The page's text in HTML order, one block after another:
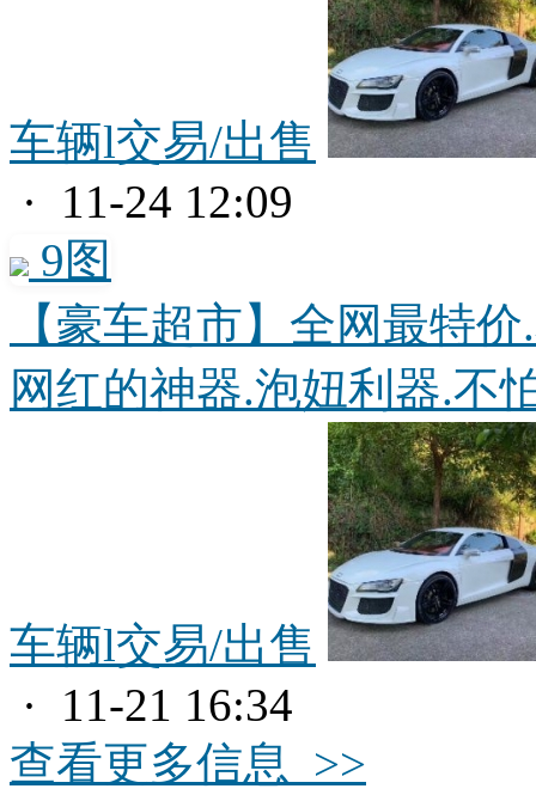
车辆l交易/出售
· 11-24 12:09
9图
【豪车超市】全网最特
网红的神器.泡妞利器.不
车辆l交易/出售
· 11-21 16:34
查看更多信息 >>